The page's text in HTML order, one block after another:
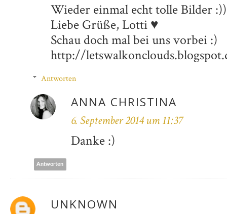
Wieder einmal echt tolle Bilder :))
Liebe Grüße, Lotti ♥
Schau doch mal bei uns vorbei :)
http://
Antworten
ANNA CHRISTINA
6. September 2014 um 11:37
Danke :)
Antworten
UNKNOWN